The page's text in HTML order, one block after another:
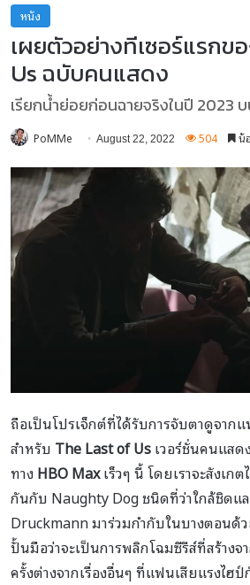
หนัง
เผยตัวอย่างทีเซอร์แรกข
Us ฉบับคนแสดง
เรียกน้ำย่อยก่อนฉายจริงในปี 2023 บ
PoMMe August 22, 2022 504 น้
ถือเป็นโปรเจ็กต์ที่ได้รับการจับตาดูจาก
สำหรับ The Last of Usเวอร์ชั่นคนแสด
ทางHBO Maxเร็วๆ นี้ โดยเราจะสังเก
กันกับ Naughty Dog ชนิดที่ว่าใกล้ชิดแ
Druckmann มาร่วมกำกับในบางตอน
ปั้นมือว่าจะเป็นการพลิกโฉมซีรีส์ที่สร้าง
ครั้งต่างจากเรื่องอื่นๆ ที่แฟนเสียแรงไฮ